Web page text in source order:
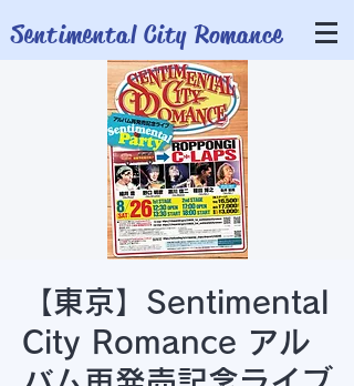
​Sentimental City Romance
【東京】Sentimental
City Romance アル